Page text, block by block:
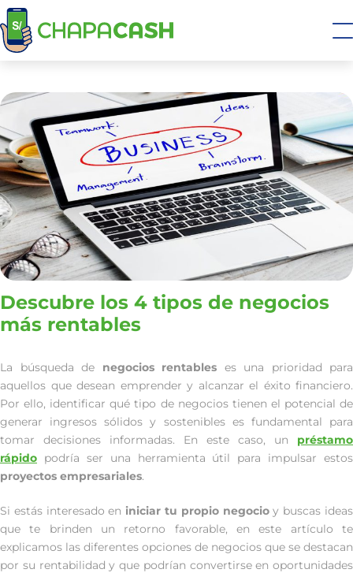
Descubre los 4 tipos de negocios
más rentables
La búsqueda de negocios rentables es una prioridad para
aquellos que desean emprender y alcanzar el éxito financiero.
Por ello, identificar qué tipo de negocios tienen el potencial de
generar ingresos sólidos y sostenibles es fundamental para
tomar decisiones informadas. En este caso, un préstamo
rápido podría ser una herramienta útil para impulsar estos
proyectos empresariales.
Si estás interesado en iniciar tu propio negocioy buscas ideas
que te brinden un retorno favorable, en este artículo te
explicamos las diferentes opciones de negocios que se destacan
por su rentabilidad y que podrían convertirse en oportunidades